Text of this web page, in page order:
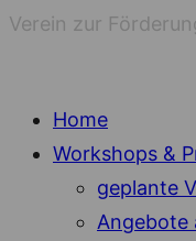
Verein zur
Home
Workshops &
geplante
Angebote